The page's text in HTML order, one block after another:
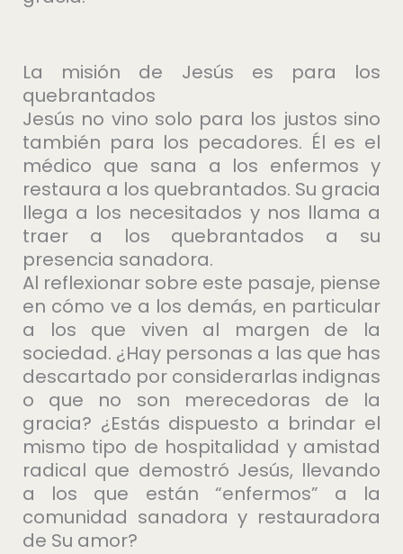
La misión de Jesús es para los
quebrantados
Jesús no vino solo para los justos sino
también para los pecadores. Él es el
médico que sana a los enfermos y
restaura a los quebrantados. Su gracia
llega a los necesitados y nos llama a
traer a los quebrantados a su
presencia sanadora.
Al reflexionar sobre este pasaje, piense
en cómo ve a los demás, en particular
a los que viven al margen de la
sociedad. ¿Hay personas a las que has
descartado por considerarlas indignas
o que no son merecedoras de la
gracia? ¿Estás dispuesto a brindar el
mismo tipo de hospitalidad y amistad
radical que demostró Jesús, llevando
a los que están “enfermos” a la
comunidad sanadora y restauradora
de Su amor?